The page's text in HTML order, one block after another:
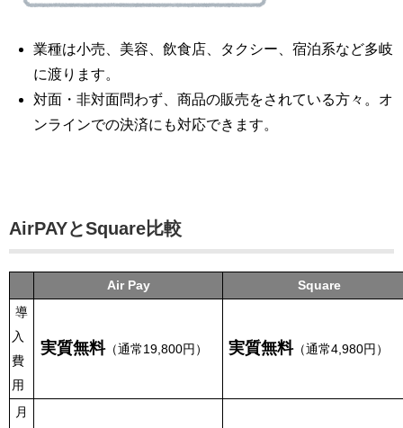
業種は小売、美容、飲食店、タクシー、宿泊系など多岐
に渡ります。
対面・非対面問わず、商品の販売をされている方々。オ
ンラインでの決済にも対応できます。
AirPAYとSquare比較
Air Pay
Square
導
入
費
用
実質無料（通常19,800円） 実質無料（通常4,980円）
月